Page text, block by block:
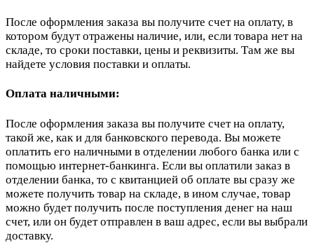
После оформления заказа вы получите счет на оплату, в
котором будут отражены наличие, или, если товара нет на
складе, то сроки поставки, цены и реквизиты. Там же вы
найдете условия поставки и оплаты.
Оплата наличными:
После оформления заказа вы получите счет на оплату,
такой же, как и для банковского перевода. Вы можете
оплатить его наличными в отделении любого банка или с
помощью интернет-банкинга. Если вы оплатили заказ в
отделении банка, то с квитанцией об оплате вы сразу же
можете получить товар на складе, в ином случае, товар
можно будет получить после поступления денег на наш
счет, или он будет отправлен в ваш адрес, если вы выбрали
доставку.